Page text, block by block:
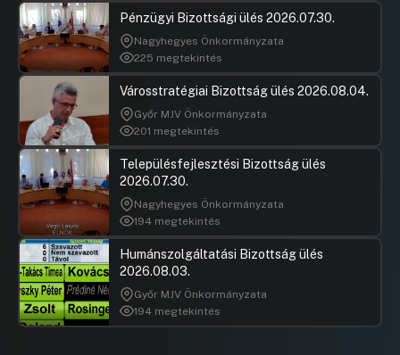
Pénzügyi Bizottsági ülés 2026.07.30.
Nagyhegyes Önkormányzata
225 megtekintés
Városstratégiai Bizottság ülés 2026.08.04.
Győr MJV Önkormányzata
201 megtekintés
Településfejlesztési Bizottság ülés
2026.07.30.
Nagyhegyes Önkormányzata
194 megtekintés
Humánszolgáltatási Bizottság ülés
2026.08.03.
Győr MJV Önkormányzata
194 megtekintés